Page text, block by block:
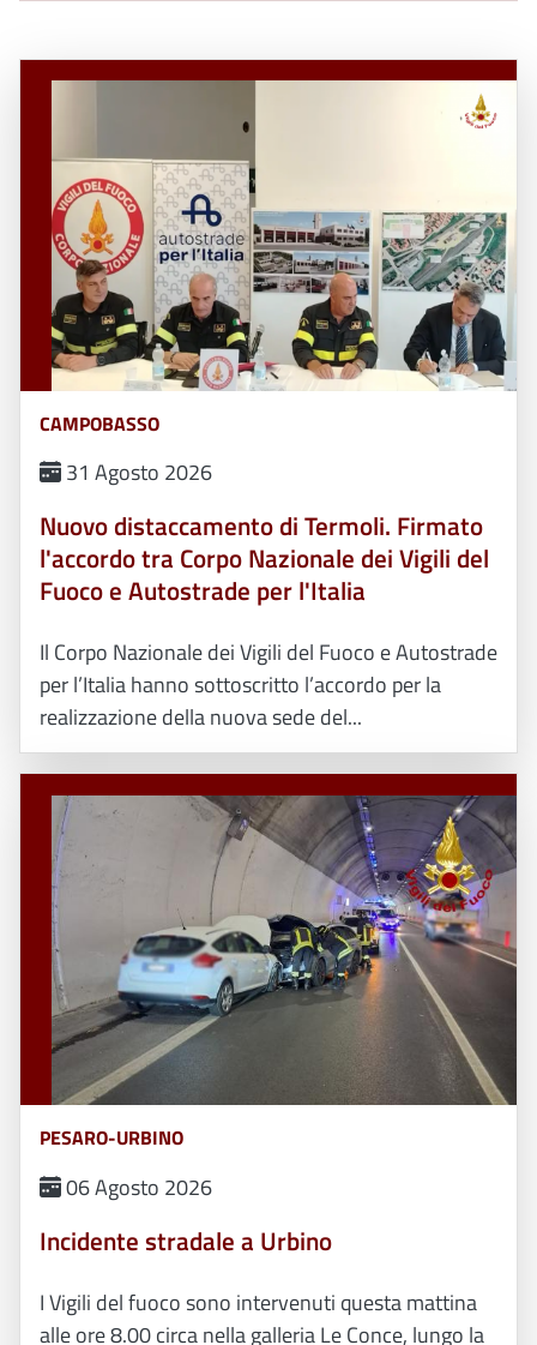
CAMPOBASSO
31 Agosto 2026
Nuovo distaccamento di Termoli. Firmato
l'accordo tra Corpo Nazionale dei Vigili del
Fuoco e Autostrade per l'Italia
Il Corpo Nazionale dei Vigili del Fuoco e Autostrade
per l’Italia hanno sottoscritto l’accordo per la
realizzazione della nuova sede del...
PESARO-URBINO
06 Agosto 2026
Incidente stradale a Urbino
I Vigili del fuoco sono intervenuti questa mattina
alle ore 8.00 circa nella galleria Le Conce, lungo la